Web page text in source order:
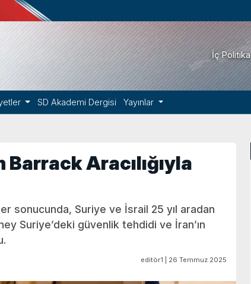
İç Politika
SD Akademi Dergisi Yayınlar
Aracılığıyla
sonucunda, Suriye ve İsrail 25 yıl aradan
Suriye’deki güvenlik tehdidi ve İran’ın
editör1 | 26 Temmuz 2025